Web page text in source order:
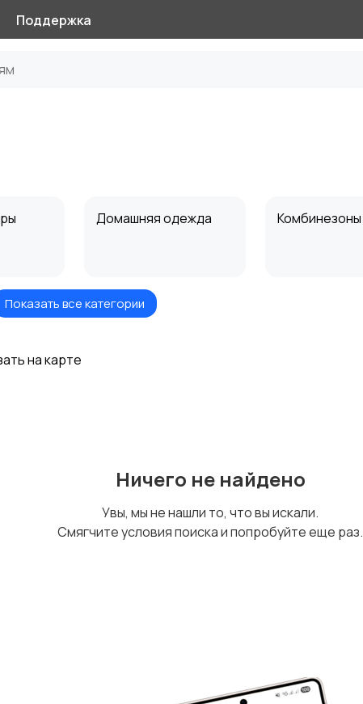
Поддержка
Домашняя одежда Комбинезоны
Свитеры и толстовки
Показать все категории
на карте
Ничего не найдено
Увы, мы не нашли то, что вы искали.
Смягчите условия поиска и попробуйте еще раз.